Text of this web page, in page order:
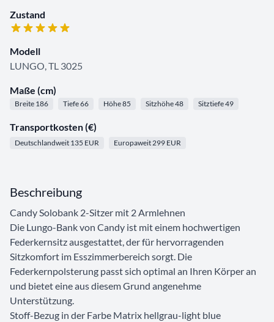
Zustand
Modell
LUNGO, TL 3025
Maße (cm)
Breite 186 Tiefe 66 Höhe 85 Sitzhöhe 48 Sitztiefe 49
Transportkosten (€)
Deutschlandweit 135 EUR Europaweit 299 EUR
Beschreibung
Candy Solobank 2-Sitzer mit 2 Armlehnen
Die Lungo-Bank von Candy ist mit einem hochwertigen
Federkernsitz ausgestattet, der für hervorragenden
Sitzkomfort im Esszimmerbereich sorgt. Die
Federkernpolsterung passt sich optimal an Ihren Körper an
und bietet eine aus diesem Grund angenehme
Unterstützung.
Stoff-Bezug in der Farbe Matrix hellgrau-light blue